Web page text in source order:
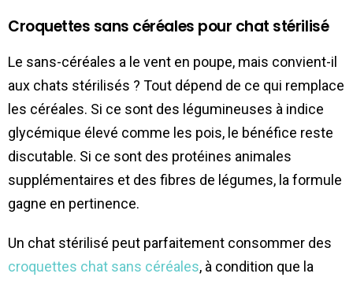
Croquettes sans céréales pour chat stérilisé
Le sans-céréales a le vent en poupe, mais convient-il
aux chats stérilisés ? Tout dépend de ce qui remplace
les céréales. Si ce sont des légumineuses à indice
glycémique élevé comme les pois, le bénéfice reste
discutable. Si ce sont des protéines animales
supplémentaires et des fibres de légumes, la formule
gagne en pertinence.
Un chat stérilisé peut parfaitement consommer des
croquettes chat sans céréales, à condition que la